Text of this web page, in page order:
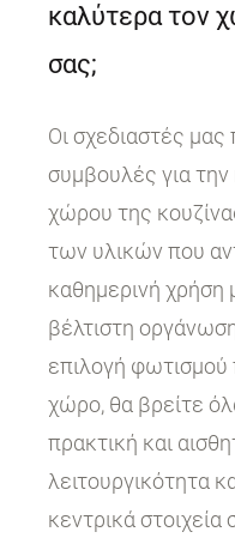
καλύτερα τον
σας;
Οι σχεδιαστές
συμβουλές για
χώρου της
των υλικών που
καθημερινή χρήση
βέλτιστη
επιλογή φωτισμού
χώρο, θα βρείτε
πρακτική και
λειτουργικότητα
κεντρικά στοιχεία